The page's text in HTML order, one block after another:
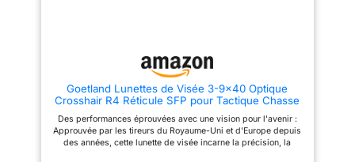
Compatibilité universelle : livré
avec deux paires d'anneaux de
montage pour les montures
Weaver 20 mm et Dovetail 11
plupart des équipements
nécessitant des fixations
optiques de précision. Pour les
Goetland Lunettes de Visée 3-9x40 Optique
Crosshair R4 Réticule SFP pour Tactique Chasse
Des performances éprouvées avec une vision pour l'avenir :
Approuvée par les tireurs du Royaume-Uni et d'Europe depuis
des années, cette lunette de visée incarne la précision, la